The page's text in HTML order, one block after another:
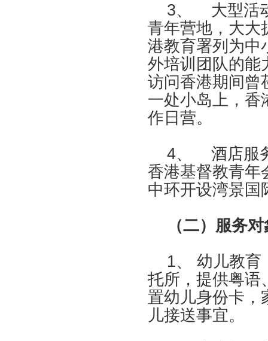
3、
大型活
青年营地，大大
港教育署列为中
外培训团队的能
访问香港期间曾
一处小岛上，香
作日营。
4、
酒店服
香港基督教青年
中环开设湾景国
（二）服务对
1、 幼儿教育
托所，提供粤语
置幼儿身份卡，
儿接送事宜。